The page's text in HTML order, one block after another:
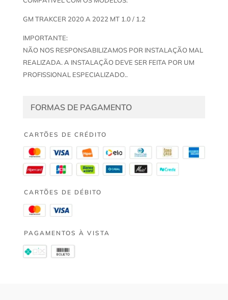
GM TRAKCER 2020 A 2022 MT 1.0 / 1.2
IMPORTANTE:
NÃO NOS RESPONSABILIZAMOS POR INSTALAÇÃO MAL
REALIZADA. A INSTALAÇÃO DEVE SER FEITA POR UM
PROFISSIONAL ESPECIALIZADO..
FORMAS DE PAGAMENTO
CARTÕES DE CRÉDITO
CARTÕES DE DÉBITO
PAGAMENTOS À VISTA